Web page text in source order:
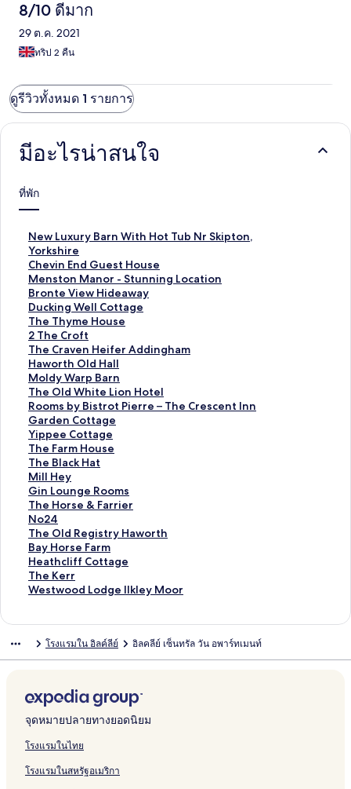
8/10 ดีมาก
29 ต.ค. 2021
ทริป 2 คืน
ดูรีวิวทั้งหมด 1 รายการ
มีอะไรน่าสนใจ
ที่พัก
New Luxury Barn With Hot Tub Nr Skipton,
Yorkshire
ลิ
ง
ก์
ม
า
ต
ร
ฐ
า
น
สำ
ห
รั
บ
N
e
w
L
u
x
u
r
y
B
a
r
h
t
T
u
b
r
Chevin End Guest House
ลิ
ง
ก์
ม
า
ต
ร
ฐ
า
น
สำ
ห
รั
บ
C
h
e
v
i
n
E
n
d
G
H
s
e
Menston Manor - Stunning Location
ลิ
ง
ก์
ม
า
ต
ร
ฐ
า
น
สำ
ห
รั
บ
M
e
n
s
t
o
n
M
a
S
n
n
i
n
L
Bronte View Hideaway
ลิ
ง
ก์
ม
า
ต
ร
ฐ
า
น
สำ
ห
รั
บ
B
r
o
n
t
e
V
i
d
w
a
y
Ducking Well Cottage
ลิ
ง
ก์
ม
า
ต
ร
ฐ
า
น
สำ
ห
รั
บ
D
u
c
k
i
n
g
C
t
a
g
e
The Thyme House
ลิ
ง
ก์
ม
า
ต
ร
ฐ
า
น
สำ
ห
รั
บ
T
h
e
T
h
y
u
2 The Croft
ลิ
ง
ก์
ม
า
ต
ร
ฐ
า
น
สำ
ห
รั
บ
2
T
h
e
C
The Craven Heifer Addingham
ลิ
ง
ก์
ม
า
ต
ร
ฐ
า
น
สำ
ห
รั
บ
T
h
e
C
n
i
f
e
r
d
Haworth Old Hall
ลิ
ง
ก์
ม
า
ต
ร
ฐ
า
น
สำ
ห
รั
บ
H
a
w
O
H
a
l
l
Moldy Warp Barn
ลิ
ง
ก์
ม
า
ต
ร
ฐ
า
น
สำ
ห
รั
บ
M
o
W
a
B
a
r
n
The Old White Lion Hotel
ลิ
ง
ก์
ม
า
ต
ร
ฐ
า
น
สำ
ห
รั
บ
T
d
i
t
e
L
o
Rooms by Bistrot Pierre – The Crescent Inn
ลิ
ง
ก์
ม
า
ต
ร
ฐ
า
น
สำ
ห
รั
บ
m
s
B
i
s
t
o
Garden Cottage
ลิ
ง
ก์
ม
า
ต
ร
ฐ
า
น
สำ
ห
รั
d
C
o
t
t
g
Yippee Cottage
ลิ
ง
ก์
ม
า
ต
ร
ฐ
า
น
สำ
ห
p
e
C
o
t
a
The Farm House
ลิ
ง
ก์
ม
า
ต
ร
ฐ
า
น
สำ
h
a
r
m
H
u
The Black Hat
ลิ
ง
ก์
ม
า
ต
ร
ฐ
า
น
T
B
l
a
c
H
Mill Hey
ลิ
ง
ก์
ม
า
ต
ร
ฐ
า
บ
l
l
H
e
Gin Lounge Rooms
ลิ
ง
ก์
ม
า
ต
ร
ฐ
รั
i
n
L
o
n
The Horse & Farrier
ลิ
ง
ก์
ม
า
ต
ร
สำ
ห
T
h
e
H
r
No24
ลิ
ง
ก์
ม
า
ต
สำ
บ
N
o
2
The Old Registry Haworth
ลิ
ง
ก์
ม
า
น
รั
บ
T
h
O
Bay Horse Farm
ลิ
ง
ก์
ม
า
ห
รั
บ
B
y
Heathcliff Cottage
ลิ
ง
ก์
ฐ
สำ
ห
รั
บ
e
The Kerr
ลิ
ง
ร
น
สำ
ห
รั
T
Westwood Lodge Ilkley Moor
ลิ
ต
า
น
สำ
ห
บ
โรงแรมใน อิลค์ลีย์ อิลคลีย์ เซ็นทรัล วัน อพาร์ทเมนท์
จุดหมายปลายทางยอดนิยม
โรงแรมในไทย
โรงแรมในสหรัฐอเมริกา